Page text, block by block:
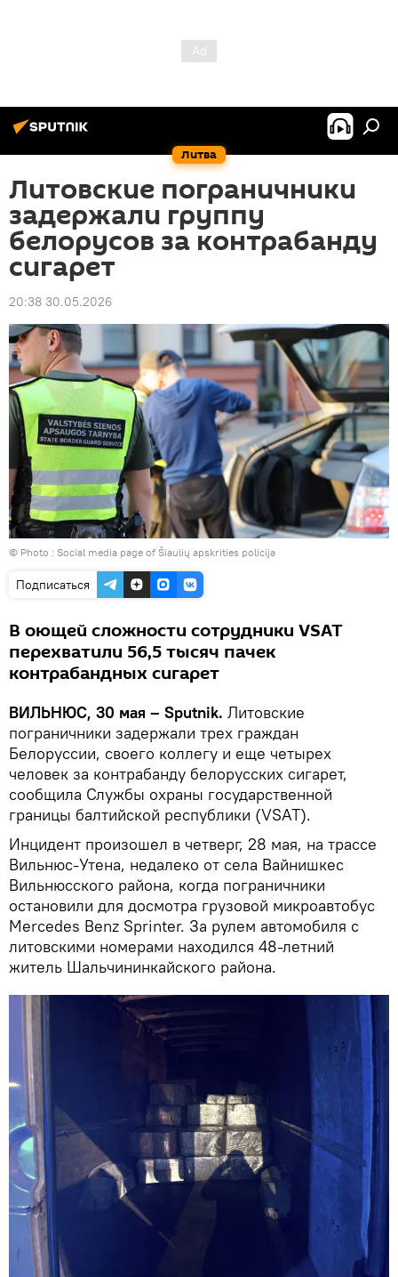
Литва
Литовские пограничники
задержали группу
белорусов за контрабанду
сигарет
20:38 30.05.2026
© Photo : Social media page of Šiaulių apskrities policija
Подписаться
В оющей сложности сотрудники VSAT
перехватили 56,5 тысяч пачек
контрабандных сигарет
ВИЛЬНЮС, 30 мая – Sputnik. Литовские
пограничники задержали трех граждан
Белоруссии, своего коллегу и еще четырех
человек за контрабанду белорусских сигарет,
сообщила Службы охраны государственной
границы балтийской республики (VSAT).
Инцидент произошел в четверг, 28 мая, на трассе
Вильнюс-Утена, недалеко от села Вайнишкес
Вильнюсского района, когда пограничники
остановили для досмотра грузовой микроавтобус
Mercedes Benz Sprinter. За рулем автомобиля с
литовскими номерами находился 48-летний
житель Шальчининкайского района.